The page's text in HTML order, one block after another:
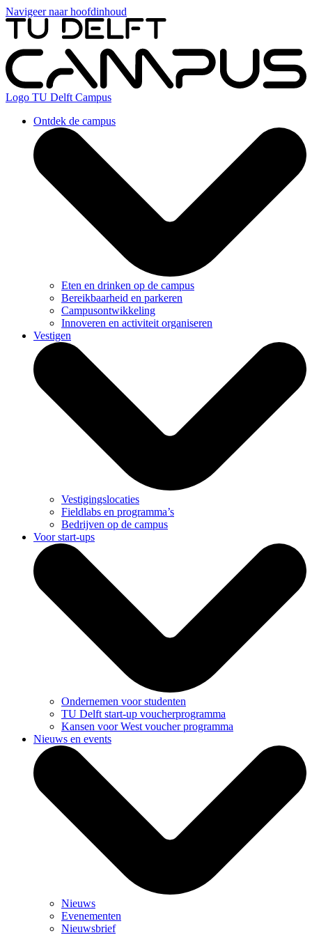
Navigeer naar hoofdinhoud
Logo TU Delft Campus
Ontdek de campus
Eten en drinken op de campus
Bereikbaarheid en parkeren
Campusontwikkeling
Innoveren en activiteit organiseren
Vestigen
Vestigingslocaties
Fieldlabs en programma’s
Bedrijven op de campus
Voor start-ups
Ondernemen voor studenten
TU Delft start-up voucherprogramma
Kansen voor West voucher programma
Nieuws en events
Nieuws
Evenementen
Nieuwsbrief